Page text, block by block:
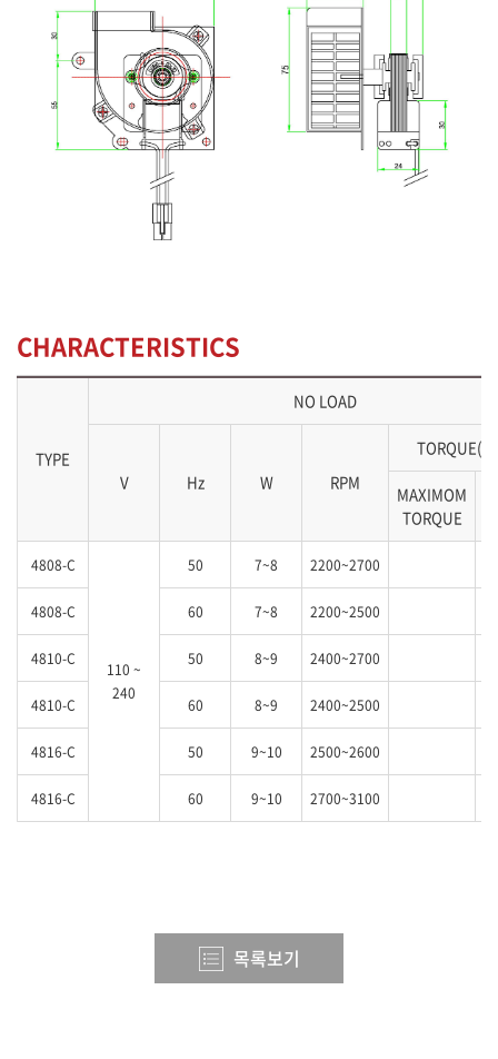
CHARACTERISTICS
TYPE
NO LOAD
V Hz W RPM
MAXIMOM
TORQUE
4808-C
110 ~
240
50 7~8 2200~2700
4808-C 60 7~8 2200~2500
4810-C 50 8~9 2400~2700
4810-C 60 8~9 2400~2500
4816-C 50 9~10 2500~2600
4816-C 60 9~10 2700~3100
목록보기